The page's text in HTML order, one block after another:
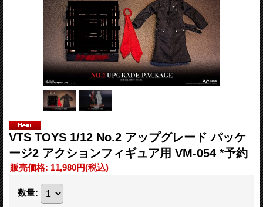
VTS TOYS 1/12 No.2 アップグレード パッケ
ージ2 アクションフィギュア用 VM-054 *予約
販売価格: 11,980円(税込)
数量: